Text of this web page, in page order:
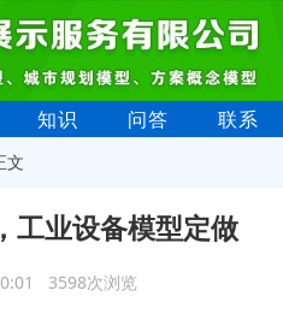
知识 问答 联系
文
工业设备模型定做
3598次浏览